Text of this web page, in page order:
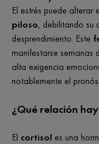
El estrés puede alterar
piloso, debilitando su
desprendimiento. Este
manifestarse semanas
alta exigencia
notablemente el
¿Qué relación
El cortisol es una